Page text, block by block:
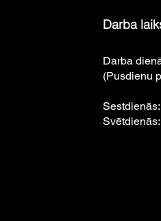
Darba
Darba
(Pusdienu